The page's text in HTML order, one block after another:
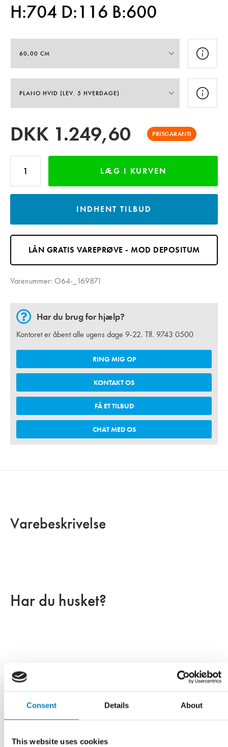
Consent Details About
This website uses cookies
H:704 D:116 B:600
DKK 1.249,60 PRISGARANTI
LÆG I KURVEN
INDHENT TILBUD
LÅN GRATIS VAREPRØVE - MOD DEPOSITUM
Varenummer: O64-_169871
Har du brug for hjælp?
Kontoret er åbent alle ugens dage 9-22. Tlf. 9743 0500
RING MIG OP
KONTAKT OS
FÅ ET TILBUD
CHAT MED OS
Varebeskrivelse
Har du husket?